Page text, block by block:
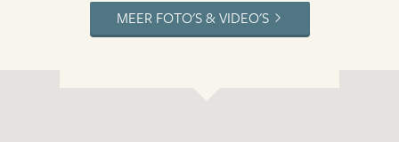
MEER FOTO'S & VIDEO'S